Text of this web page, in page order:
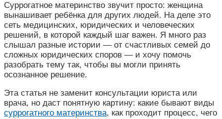
Суррогатное материнство звучит просто: женщина
вынашивает ребёнка для других людей. На деле это
сеть медицинских, юридических и человеческих
решений, в которой каждый шаг важен. Я много раз
слышал разные истории — от счастливых семей до
сложных юридических споров — и хочу помочь
разобрать тему так, чтобы вы могли принять
осознанное решение.
Эта статья не заменит консультации юриста или
врача, но даст понятную картину: какие бывают виды
суррогатного материнства, как проходит процесс, чего